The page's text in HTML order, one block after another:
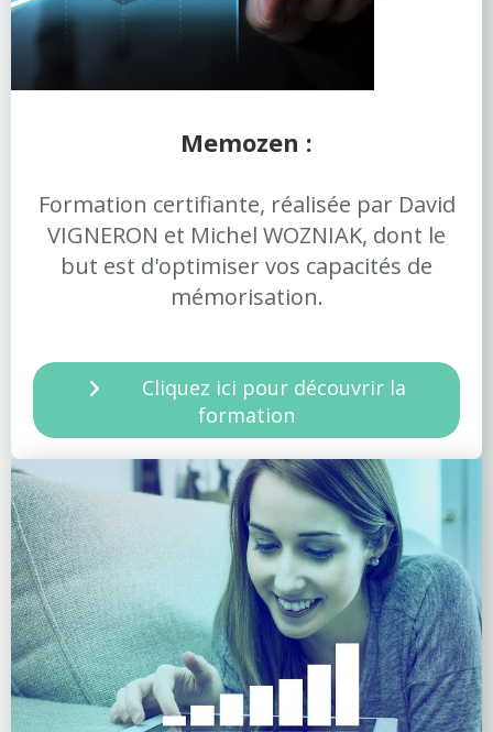
Memozen :
Formation certifiante, réalisée par David
VIGNERON et Michel WOZNIAK, dont le
but est d'optimiser vos capacités de
mémorisation.
Cliquez ici pour découvrir la
formation